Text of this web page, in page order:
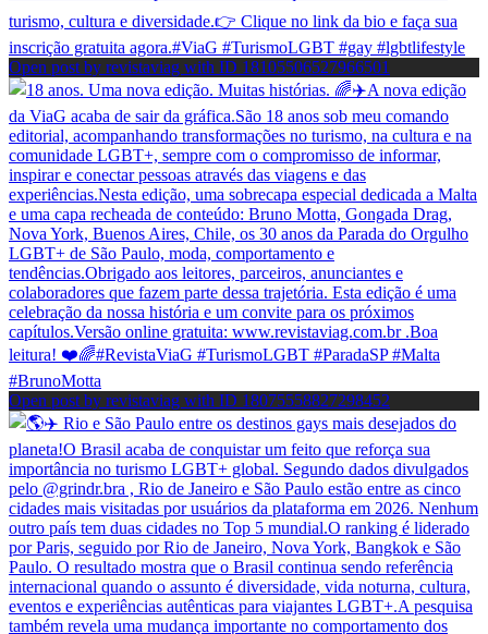
Open post by revistaviag with ID 18105506527966501
Open post by revistaviag with ID 18075558827298452